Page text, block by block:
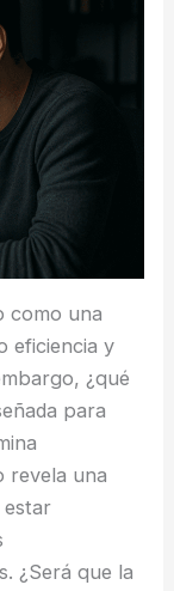
como una
eficiencia y
¿qué
para
revela una
¿Será que la